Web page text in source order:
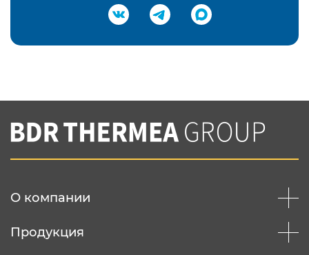
Подтвердить e-mail
Вы соглашаетесь с нашей политикой
конфеденциальности
О компании
Продукция